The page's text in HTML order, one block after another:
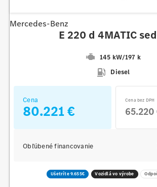
Mercedes-Benz
E 220 d 4MATIC
145 kW/197 k
Diesel
Cena
80.221 €
Cena bez DPH
65.220
Obľúbené financovanie
Ušetríte 9.655€ Vozidlá vo výrobe